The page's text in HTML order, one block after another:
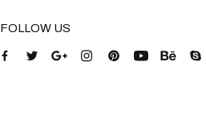
FOLLOW US